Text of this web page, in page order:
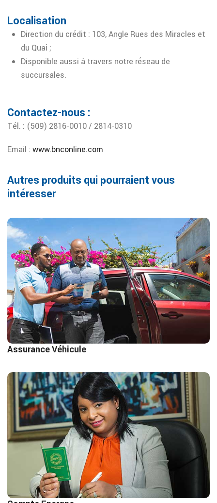
Localisation
Direction du crédit : 103, Angle Rues des Miracles et
du Quai ;
Disponible aussi à travers notre réseau de
succursales.
Contactez-nous :
Tél. : (509) 2816-0010 / 2814-0310
Email : www.bnconline.com
Autres produits qui pourraient vous
intéresser
Assurance Véhicule
Prime payable en dollar…
Lire Plus
Assurance Véhicule
Compte Epargne
Vous détenez une somme d’argent que vous
n’allez pas utiliser immédiatement ?
Lire Plus